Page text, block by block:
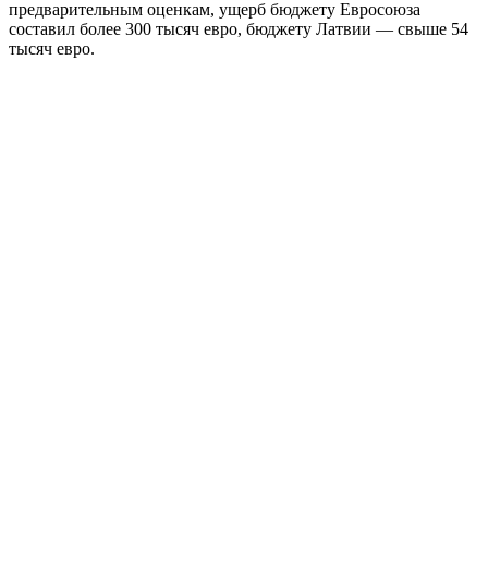
предварительным оценкам, ущерб бюджету Евросоюза
составил более 300 тысяч евро, бюджету Латвии — свыше 54
тысяч евро.